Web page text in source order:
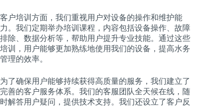
客户培训方面，我们重视用户对设备的操作和维护能
力。我们定期举办培训课程，内容包括设备操作、故障
排除、数据分析等，帮助用户提升专业技能。通过这些
培训，用户能够更加熟练地使用我们的设备，提高水务
管理的效率。
为了确保用户能够持续获得高质量的服务，我们建立了
完善的客户服务体系。我们的客服团队全天候在线，随
时解答用户疑问，提供技术支持。我们还设立了客户反